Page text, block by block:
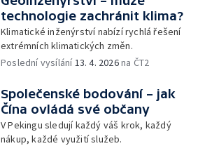
technologie zachránit klima?
Klimatické inženýrství nabízí rychlá řešení
extrémních klimatických změn.
Poslední vysílání13. 4. 2026na ČT2
Společenské bodování – jak
Čína ovládá své občany
V Pekingu sledují každý váš krok, každý
nákup, každé využití služeb.